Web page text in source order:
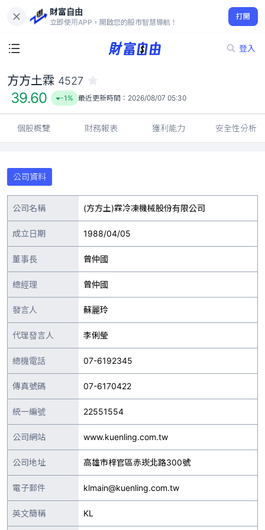
財富自由
立即使用APP，開啟您的股市智慧導航！
打開
登入
39.60
-1%
方方土霖 4527
39.60 -1% 最近更新時間： 2026/08/07 05:30
個股概覽 財務報表 獲利能力 安全性分析
公司資料
公司名稱 (方方土)霖冷凍機械股份有限公司
成立日期 1988/04/05
董事長 曾仲國
總經理 曾仲國
發言人 蘇麗玲
代理發言人 李俐瑩
總機電話 07-6192345
傳真號碼 07-6170422
統一編號 22551554
公司網站 www.kuenling.com.tw
公司地址 高雄市梓官區赤崁北路300號
電子郵件 klmain@kuenling.com.tw
英文簡稱 KL